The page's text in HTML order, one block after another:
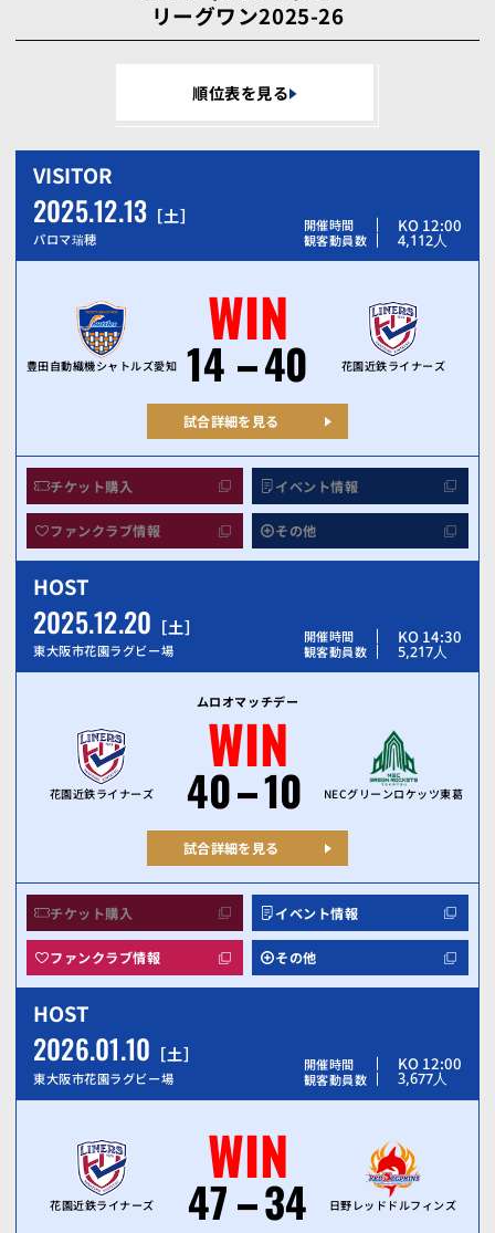
リーグワン2025-26
順位表を見る
VISITOR
2025.12.13 土
パロマ瑞穂
開催時間 KO 12:00
観客動員数 4,112人
豊田自動織機シャトルズ愛知
WIN
14 40 花園近鉄ライナーズ
試合詳細を見る
チケット購入 イベント情報
ファンクラブ情報 その他
HOST
2025.12.20 土
東大阪市花園ラグビー場
開催時間 KO 14:30
観客動員数 5,217人
ムロオマッチデー
花園近鉄ライナーズ
WIN
40 10 NECグリーンロケッツ東葛
試合詳細を見る
チケット購入 イベント情報
ファンクラブ情報 その他
HOST
2026.01.10 土
東大阪市花園ラグビー場
開催時間 KO 12:00
観客動員数 3,677人
花園近鉄ライナーズ
WIN
47 34 日野レッドドルフィンズ